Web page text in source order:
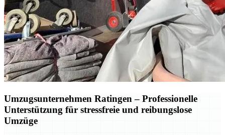
Umzugsunternehmen Ratingen – Professionelle
Unterstützung für stressfreie und reibungslose
Umzüge